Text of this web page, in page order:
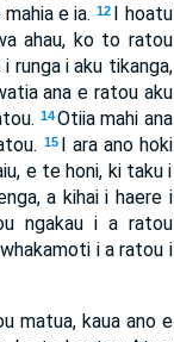
e ia. 12 I hoatu
ahau, ko to ratou
runga i aku tikanga,
ana e ratou aku
14Otiia mahi ana
15 I ara ano hoki
e te honi, ki taku i
a kihai i haere i
ngakau i a ratou
i a ratou i
matua, kaua ano e